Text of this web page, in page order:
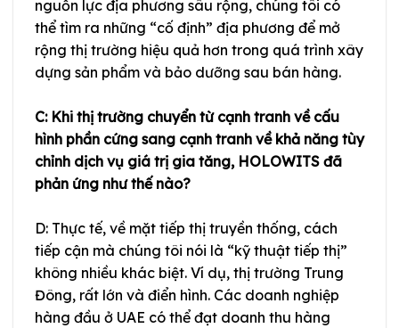
nguồn lực địa phương sâu rộng, chúng tôi có
thể tìm ra những “cố định” địa phương để mở
rộng thị trường hiệu quả hơn trong quá trình xây
dựng sản phẩm và bảo dưỡng sau bán hàng.
C: Khi thị trường chuyển từ cạnh tranh về cấu
hình phần cứng sang cạnh tranh về khả năng tùy
chỉnh dịch vụ giá trị gia tăng, HOLOWITS đã
phản ứng như thế nào?
D: Thực tế, về mặt tiếp thị truyền thống, cách
tiếp cận mà chúng tôi nói là “kỹ thuật tiếp thị”
không nhiều khác biệt. Ví dụ, thị trường Trung
Đông, rất lớn và điển hình. Các doanh nghiệp
hàng đầu ở UAE có thể đạt doanh thu hàng